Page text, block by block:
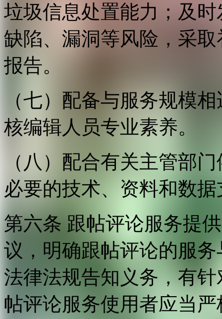
垃圾信息处置能力；及
缺陷、漏洞等风险，采
报告。
（七）配备与服务规模
核编辑人员专业素养。
（八）配合有关主管部
必要的技术、资料和数
第六条 跟帖评论服务提
议，明确跟帖评论的服
法律法规告知义务，有
帖评论服务使用者应当